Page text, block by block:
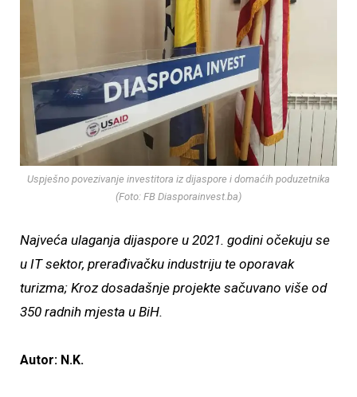
Uspješno povezivanje investitora iz dijaspore i domaćih poduzetnika
(Foto: FB Diasporainvest.ba)
Najveća ulaganja dijaspore u 2021. godini očekuju se
u IT sektor, prerađivačku industriju te oporavak
turizma; Kroz dosadašnje projekte sačuvano više od
350 radnih mjesta u BiH.
Autor: N.K.